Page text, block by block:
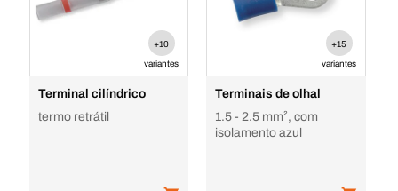
+10
variantes
Terminal cilíndrico
termo retrátil
+15
variantes
Terminais de olhal
1.5 - 2.5 mm², com
isolamento azul